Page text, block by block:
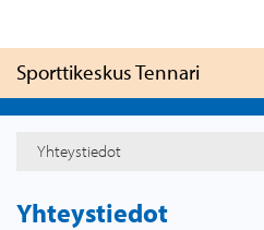
Sporttikeskus Tennari
Yhteystiedot
Yhteystiedot